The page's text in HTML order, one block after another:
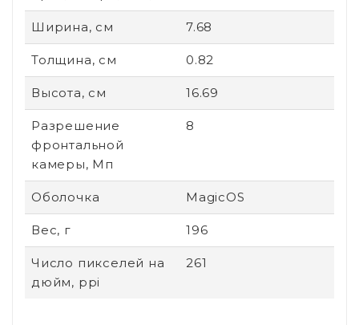
Ширина, см 7.68
Толщина, см 0.82
Высота, см 16.69
Разрешение
фронтальной
камеры, Мп
8
Оболочка MagicOS
Вес, г 196
Число пикселей на
дюйм, ppi
261